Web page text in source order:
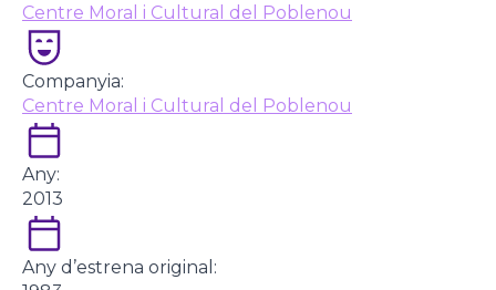
Centre Moral i Cultural del Poblenou
Companyia:
Centre Moral i Cultural del Poblenou
Any:
2013
Any d’estrena original: